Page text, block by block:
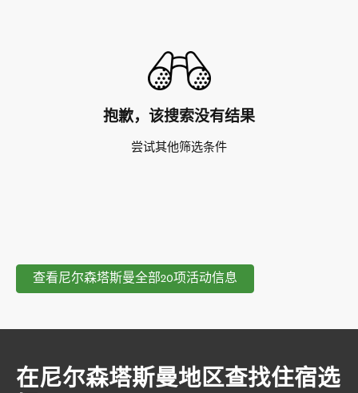
抱歉，该搜索没有结果
尝试其他筛选条件
查看尼尔森塔斯曼全部20项活动信息
在尼尔森塔斯曼地区查找住宿选